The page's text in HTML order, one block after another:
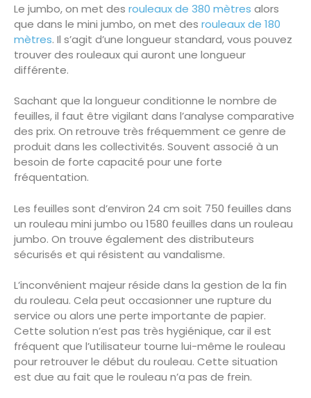
Le jumbo, on met des rouleaux de 380 mètres alors
que dans le mini jumbo, on met des rouleaux de 180
mètres. Il s’agit d’une longueur standard, vous pouvez
trouver des rouleaux qui auront une longueur
différente.
Sachant que la longueur conditionne le nombre de
feuilles, il faut être vigilant dans l’analyse comparative
des prix. On retrouve très fréquemment ce genre de
produit dans les collectivités. Souvent associé à un
besoin de forte capacité pour une forte
fréquentation.
Les feuilles sont d’environ 24 cm soit 750 feuilles dans
un rouleau mini jumbo ou 1580 feuilles dans un rouleau
jumbo. On trouve également des distributeurs
sécurisés et qui résistent au vandalisme.
L’inconvénient majeur réside dans la gestion de la fin
du rouleau. Cela peut occasionner une rupture du
service ou alors une perte importante de papier.
Cette solution n’est pas très hygiénique, car il est
fréquent que l’utilisateur tourne lui-même le rouleau
pour retrouver le début du rouleau. Cette situation
est due au fait que le rouleau n’a pas de frein.